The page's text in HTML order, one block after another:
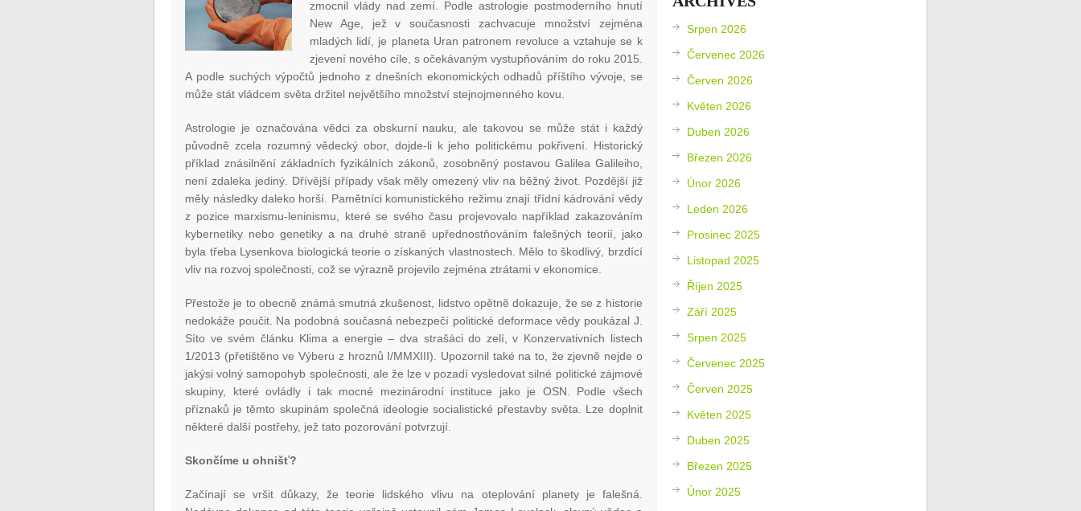
zmocnil vlády nad zemí. Podle astrologie postmoderního hnutí
New Age, jež v současnosti zachvacuje množství zejména
mladých lidí, je planeta Uran patronem revoluce a vztahuje se k
zjevení nového cíle, s očekávaným vystupňováním do roku 2015.
A podle suchých výpočtů jednoho z dnešních ekonomických odhadů příštího vývoje, se
může stát vládcem světa držitel největšího množství stejnojmenného kovu.
Astrologie je označována vědci za obskurní nauku, ale takovou se může stát i každý
původně zcela rozumný vědecký obor, dojde-li k jeho politickému pokřivení. Historický
příklad znásilnění základních fyzikálních zákonů, zosobněný postavou Galilea Galileiho,
není zdaleka jediný. Dřívější případy však měly omezený vliv na běžný život. Pozdější již
měly následky daleko horší. Pamětníci komunistického režimu znají třídní kádrování vědy
z pozice marxismu-leninismu, které se svého času projevovalo například zakazováním
kybernetiky nebo genetiky a na druhé straně upřednostňováním falešných teorií, jako
byla třeba Lysenkova biologická teorie o získaných vlastnostech. Mělo to škodlivý, brzdící
vliv na rozvoj společnosti, což se výrazně projevilo zejména ztrátami v ekonomice.
Přestože je to obecně známá smutná zkušenost, lidstvo opětně dokazuje, že se z historie
nedokáže poučit. Na podobná současná nebezpečí politické deformace vědy poukázal J.
Síto ve svém článku Klima a energie – dva strašáci do zelí, v Konzervativních listech
1/2013 (přetištěno ve Výberu z hroznů I/MMXIII). Upozornil také na to, že zjevně nejde o
jakýsi volný samopohyb společnosti, ale že lze v pozadí vysledovat silné politické zájmové
skupiny, které ovládly i tak mocné mezinárodní instituce jako je OSN. Podle všech
příznaků je těmto skupinám společná ideologie socialistické přestavby světa. Lze doplnit
některé další postřehy, jež tato pozorování potvrzují.
Skončíme u ohnišť?
Začínají se vršit důkazy, že teorie lidského vlivu na oteplování planety je falešná.
Srpen 2026
Červenec 2026
Červen 2026
Květen 2026
Duben 2026
Březen 2026
Únor 2026
Leden 2026
Prosinec 2025
Listopad 2025
Říjen 2025
Září 2025
Srpen 2025
Červenec 2025
Červen 2025
Květen 2025
Duben 2025
Březen 2025
Únor 2025